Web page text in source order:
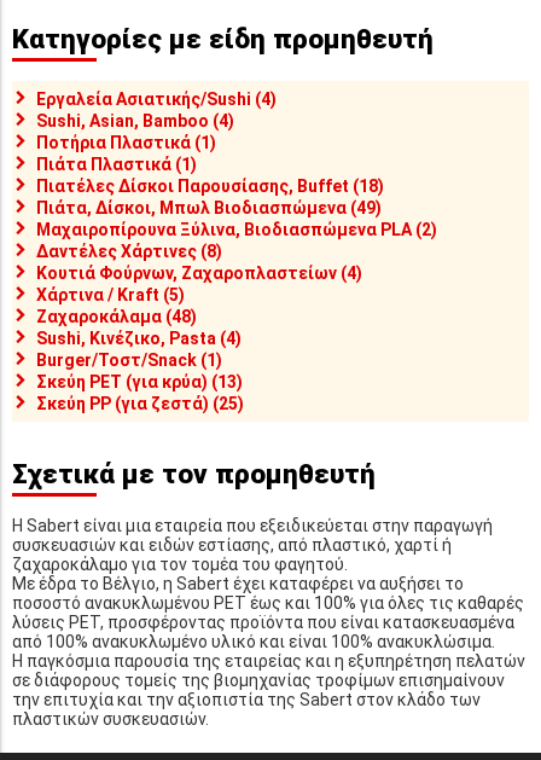
Κατηγορίες με είδη προμηθευτή
Εργαλεία Ασιατικής/Sushi (4)
Sushi, Asian, Bamboo (4)
Ποτήρια Πλαστικά (1)
Πιάτα Πλαστικά (1)
Πιατέλες Δίσκοι Παρουσίασης, Buffet (18)
Πιάτα, Δίσκοι, Μπωλ Βιοδιασπώμενα (49)
Μαχαιροπίρουνα Ξύλινα, Βιοδιασπώμενα PLA (2)
Δαντέλες Χάρτινες (8)
Κουτιά Φούρνων, Ζαχαροπλαστείων (4)
Χάρτινα / Kraft (5)
Ζαχαροκάλαμα (48)
Sushi, Κινέζικο, Pasta (4)
Burger/Τοστ/Snack (1)
Σκεύη PET (για κρύα) (13)
Σκεύη PP (για ζεστά) (25)
Σχετικά με τον προμηθευτή
Η Sabert είναι μια εταιρεία που εξειδικεύεται στην παραγωγή
συσκευασιών και ειδών εστίασης, από πλαστικό, χαρτί ή
ζαχαροκάλαμο για τον τομέα του φαγητού.
Με έδρα το Βέλγιο, η Sabert έχει καταφέρει να αυξήσει το
ποσοστό ανακυκλωμένου PET έως και 100% για όλες τις καθαρές
λύσεις PET, προσφέροντας προϊόντα που είναι κατασκευασμένα
από 100% ανακυκλωμένο υλικό και είναι 100% ανακυκλώσιμα.
Η παγκόσμια παρουσία της εταιρείας και η εξυπηρέτηση πελατών
σε διάφορους τομείς της βιομηχανίας τροφίμων επισημαίνουν
την επιτυχία και την αξιοπιστία της Sabert στον κλάδο των
πλαστικών συσκευασιών.